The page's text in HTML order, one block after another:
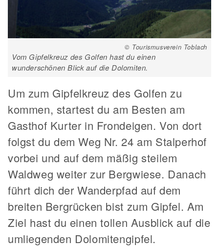
© Tourismusverein Toblach
Vom Gipfelkreuz des Golfen hast du einen
wunderschönen Blick auf die Dolomiten.
Um zum Gipfelkreuz des Golfen zu
kommen, startest du am Besten am
Gasthof Kurter in Frondeigen. Von dort
folgst du dem Weg Nr. 24 am Stalperhof
vorbei und auf dem mäßig steilem
Waldweg weiter zur Bergwiese. Danach
führt dich der Wanderpfad auf dem
breiten Bergrücken bist zum Gipfel. Am
Ziel hast du einen tollen Ausblick auf die
umliegenden Dolomitengipfel.